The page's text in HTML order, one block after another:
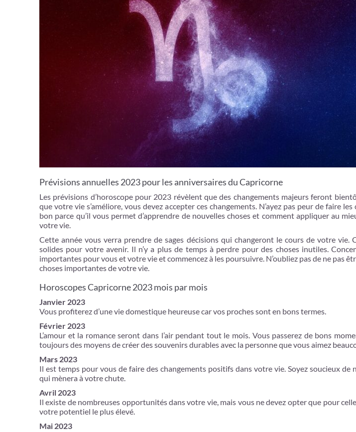
Prévisions annuelles 2023 pour les anniversaires du Capricorne
Les prévisions d’horoscope pour 2023 révèlent que des changements majeurs feront
que votre vie s’améliore, vous devez accepter ces changements. N’ayez pas peur de faire
bon parce qu’il vous permet d’apprendre de nouvelles choses et comment appliquer au
votre vie.
Cette année vous verra prendre de sages décisions qui changeront le cours de votre vie.
solides pour votre avenir. Il n’y a plus de temps à perdre pour des choses inutiles.
importantes pour vous et votre vie et commencez à les poursuivre. N’oubliez pas de ne pas
choses importantes de votre vie.
Horoscopes Capricorne 2023 mois par mois
Janvier 2023
Vous profiterez d’une vie domestique heureuse car vos proches sont en bons termes.
Février 2023
L’amour et la romance seront dans l’air pendant tout le mois. Vous passerez de bons
toujours des moyens de créer des souvenirs durables avec la personne que vous aimez
Mars 2023
Il est temps pour vous de faire des changements positifs dans votre vie. Soyez soucieux de
qui mènera à votre chute.
Avril 2023
Il existe de nombreuses opportunités dans votre vie, mais vous ne devez opter que pour
votre potentiel le plus élevé.
Mai 2023